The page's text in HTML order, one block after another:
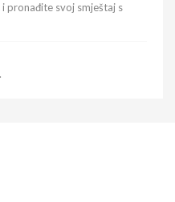
pronađite svoj smještaj s